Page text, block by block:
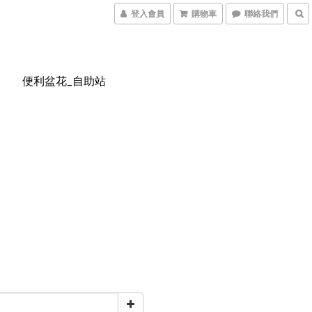
登入會員 購物車 聯絡我們
便利盆花_自助站